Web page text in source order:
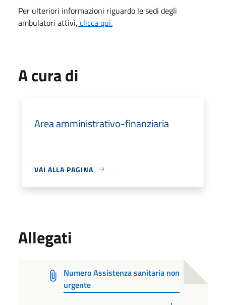
Per ulteriori informazioni riguardo le sedi degli
ambulatori attivi, clicca qui.
A cura di
Area amministrativo-finanziaria
VAI ALLA PAGINA
Allegati
Numero Assistenza sanitaria non
urgente